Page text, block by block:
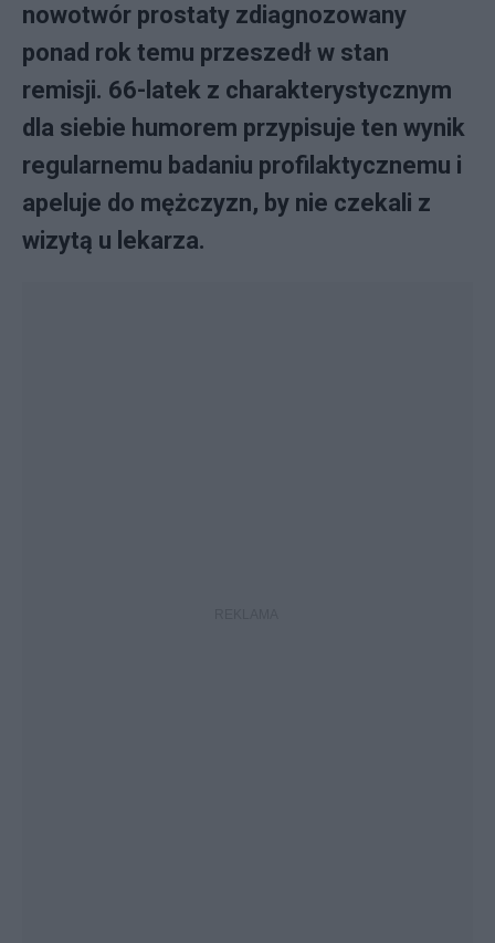
nowotwór prostaty zdiagnozowany
ponad rok temu przeszedł w stan
remisji. 66-latek z charakterystycznym
dla siebie humorem przypisuje ten wynik
regularnemu badaniu profilaktycznemu i
apeluje do mężczyzn, by nie czekali z
wizytą u lekarza.